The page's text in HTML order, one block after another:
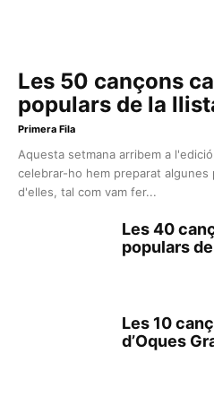
Les 50 cançons
populars de la
Primera Fila
Aquesta setmana arribem a
celebrar-ho hem preparat algunes
d'elles, tal com vam fer...
Les 40
populars
Les 10
d’Oques